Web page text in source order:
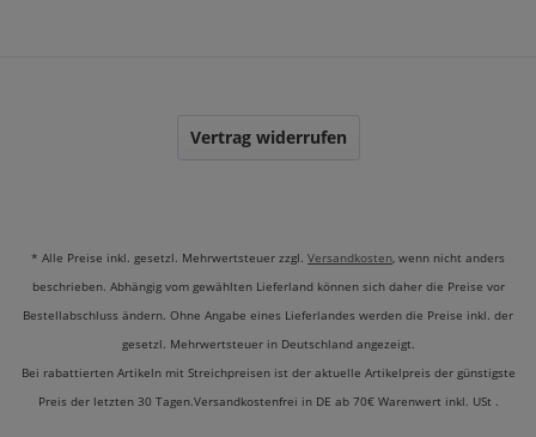
Vertrag widerrufen
* Alle Preise inkl. gesetzl. Mehrwertsteuer zzgl. Versandkosten, wenn nicht anders
beschrieben. Abhängig vom gewählten Lieferland können sich daher die Preise vor
Bestellabschluss ändern. Ohne Angabe eines Lieferlandes werden die Preise inkl. der
gesetzl. Mehrwertsteuer in Deutschland angezeigt.
Bei rabattierten Artikeln mit Streichpreisen ist der aktuelle Artikelpreis der günstigste
Preis der letzten 30 Tagen.Versandkostenfrei in DE ab 70€ Warenwert inkl. USt .